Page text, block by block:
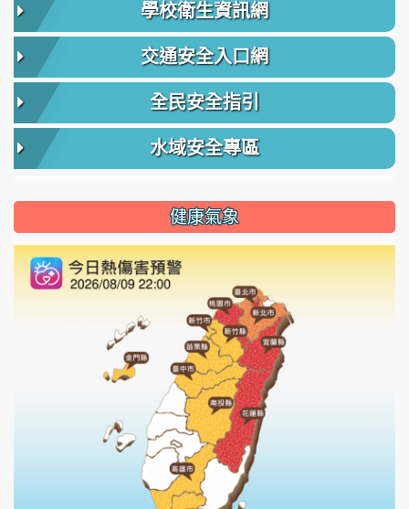
學校衛生資訊網
交通安全入口網
全民安全指引
水域安全專區
健康氣象